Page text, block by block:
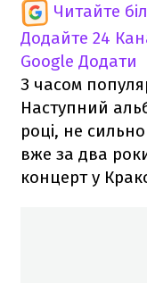
Читайте
Додайте 24
Google Додати
З часом
Наступний
році, не
вже за два
концерт у